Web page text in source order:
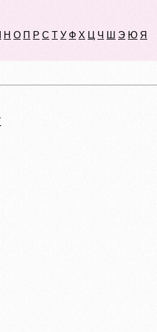
Н О П Р С Т У Ф Х Ц Ч Ш Э Ю Я